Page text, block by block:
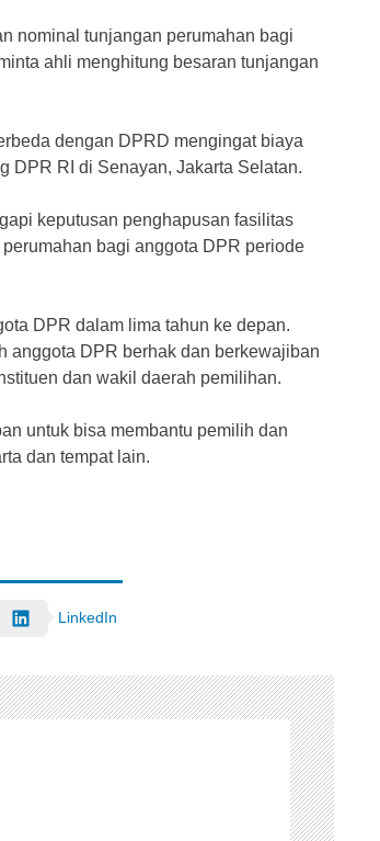
nominal tunjangan perumahan bagi
ahli menghitung besaran tunjangan
dengan DPRD mengingat biaya
DPR RI di Senayan, Jakarta Selatan.
keputusan penghapusan fasilitas
bagi anggota DPR periode
DPR dalam lima tahun ke depan.
anggota DPR berhak dan berkewajiban
dan wakil daerah pemilihan.
untuk bisa membantu pemilih dan
dan tempat lain.
LinkedIn